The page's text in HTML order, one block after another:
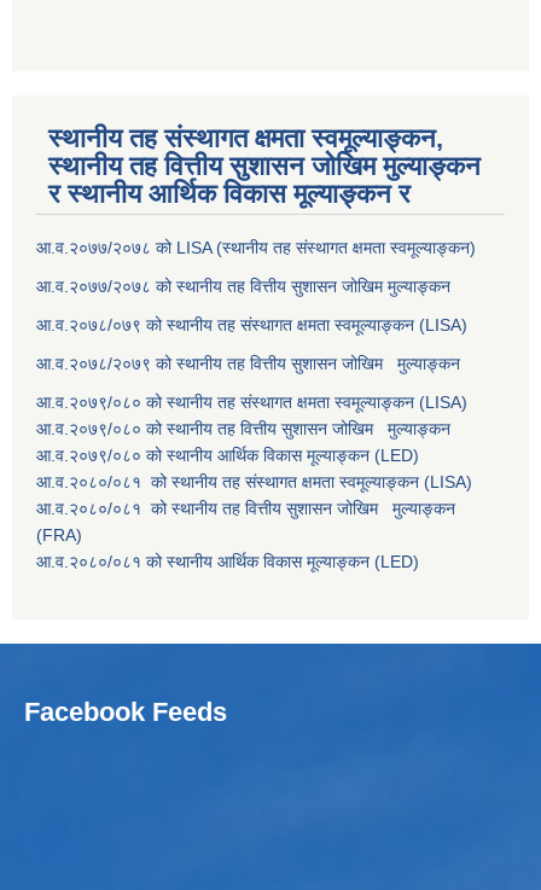
स्थानीय तह संस्थागत क्षमता स्वमूल्याङ्कन,
स्थानीय तह वित्तीय सुशासन जोखिम मुल्याङ्कन
र स्थानीय आर्थिक विकास मूल्याङ्कन र
आ.व.२०७७/२०७८ को LISA (स्थानीय तह संस्थागत क्षमता स्वमूल्याङ्कन)
आ.व.२०७७/२०७८ को स्थानीय तह वित्तीय सुशासन जोखिम मुल्याङ्कन
आ.व.२०७८/०७९ को स्थानीय तह संस्थागत क्षमता स्वमूल्याङ्कन (LISA)
आ.व.२०७८/२०७९ को स्थानीय तह वित्तीय सुशासन जोखिम मुल्याङ्कन
आ.व.२०७९/०८० को स्थानीय तह संस्थागत क्षमता स्वमूल्याङ्कन (LISA)
आ.व.२०७९/०८० को स्थानीय तह वित्तीय सुशासन जोखिम मुल्याङ्कन
आ.व.२०७९/०८० को स्थानीय आर्थिक विकास मूल्याङ्कन (LED)
आ.व.२०८०/०८१ को स्थानीय तह संस्थागत क्षमता स्वमूल्याङ्कन (LISA)
आ.व.२०८०/०८१ को स्थानीय तह वित्तीय सुशासन जोखिम मुल्याङ्कन
(FRA)
आ.व.२०८०/०८१ को स्थानीय आर्थिक विकास मूल्याङ्कन (LED)
Facebook Feeds